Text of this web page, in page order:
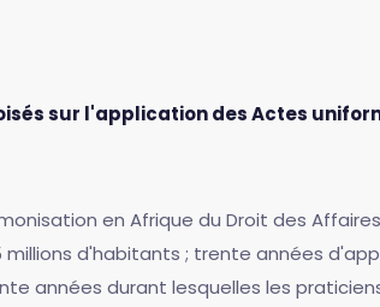
sur l'application des Actes
en Afrique du Droit des
d'habitants ; trente années
années durant lesquelles les